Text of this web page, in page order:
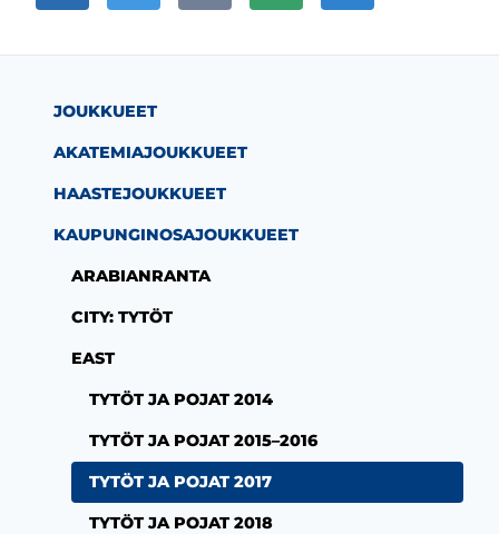
JOUKKUEET
AKATEMIAJOUKKUEET
HAASTEJOUKKUEET
KAUPUNGINOSAJOUKKUEET
ARABIANRANTA
CITY: TYTÖT
EAST
TYTÖT JA POJAT 2014
TYTÖT JA POJAT 2015–2016
TYTÖT JA POJAT 2017
TYTÖT JA POJAT 2018